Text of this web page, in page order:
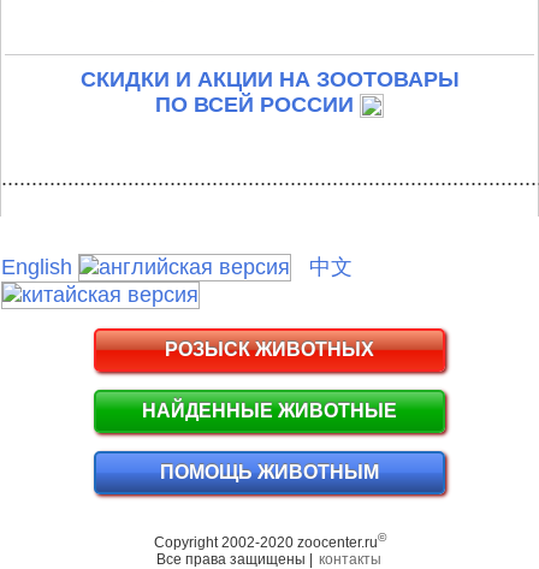
СКИДКИ И АКЦИИ НА ЗООТОВАРЫ
ПО ВСЕЙ РОССИИ
English 中文
РОЗЫСК ЖИВОТНЫХ
НАЙДЕННЫЕ ЖИВОТНЫЕ
ПОМОЩЬ ЖИВОТНЫМ
Copyright 2002-2020 zoocenter.ru©
Все права защищены | контакты